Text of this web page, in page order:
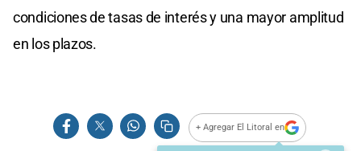
condiciones de tasas de interés y una mayor amplitud
en los plazos.
+ Agregar El Litoral en